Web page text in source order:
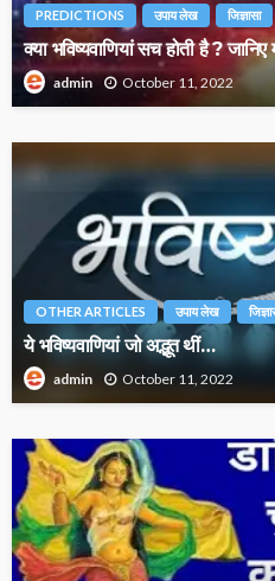
PREDICTIONS उपाय लेख जिज्ञासा
क्या भविष्यवाणियां सच होती है ?
admin October 11, 2022
OTHER ARTICLES उपाय लेख
ये भविष्यवाणियां जो अद्भूत थीं…
admin October 11, 2022